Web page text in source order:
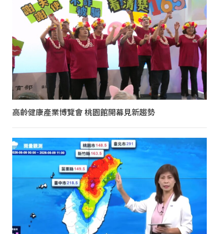
高齡健康產業博覽會 桃園館開幕見新趨勢